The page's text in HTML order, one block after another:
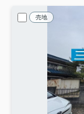
売地